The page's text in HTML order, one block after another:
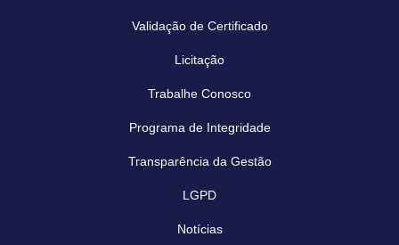
Validação de Certificado
Licitação
Trabalhe Conosco
Programa de Integridade
Transparência da Gestão
LGPD
Notícias